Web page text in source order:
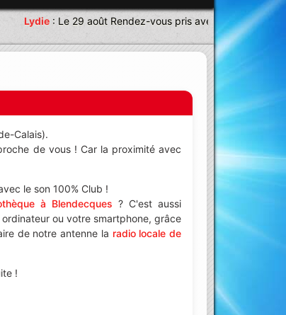
Lydie:Le 29 août Rendez-vous pris avec une équipe
Calais).
de vous ! Car la proximité avec
le son 100% Club !
à Blendecques ? C'est aussi
ou votre smartphone, grâce
de notre antenne la radio locale de
!